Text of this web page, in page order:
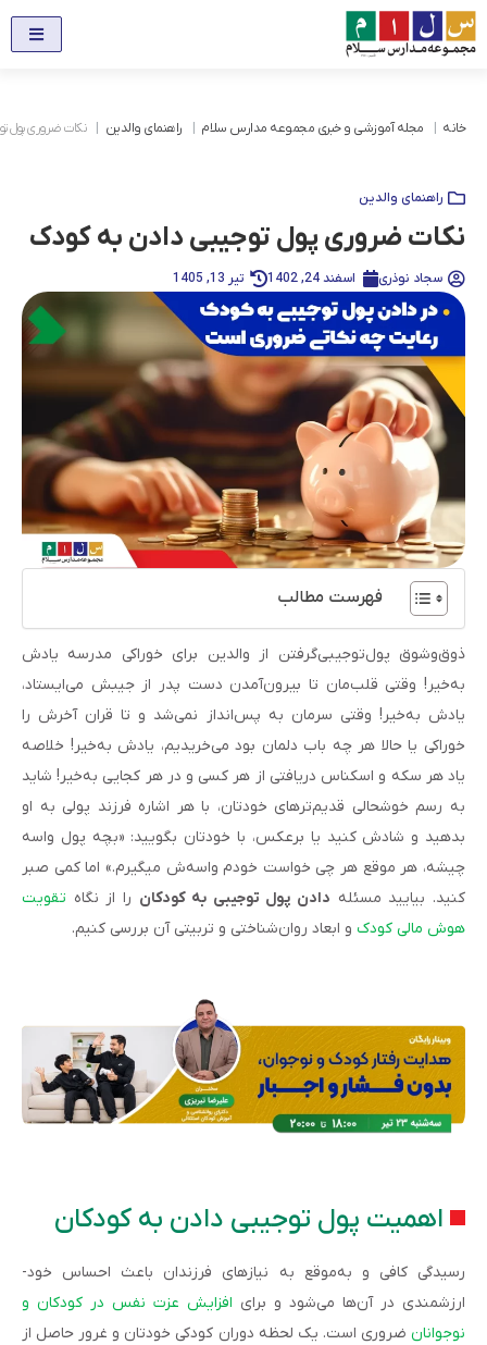
خانه مجله آموزشی و خبری مجموعه مدارس سلام راهنمای والدین نکات ضروری پول
راهنمای والدین
نکات ضروری پول توجیبی دادن به کودک
سجاد نوذری اسفند 24, 1402 تیر 13, 1405
فهرست مطالب
ذوق‌وشوق پول‌توجیبی‌گرفتن از والدین برای خوراکی مدرسه یادش
به‌خیر! وقتی قلب‌مان تا بیرون‌آمدن دست پدر از جیبش می‌‌ایستاد،
یادش به‌خیر! وقتی سرمان به پس‌انداز نمی‌شد و تا قران آخرش را
خوراکی یا حالا هر چه باب دلمان بود می‌خریدیم، یادش به‌خیر! خلاصه
یاد هر سکه و اسکناس دریافتی از هر کسی و در هر کجایی به‌خیر! شاید
به رسم خوشحالی قدیم‌ترهای خودتان، با هر اشاره فرزند پولی به او
بدهید و شادش کنید یا برعکس، با خودتان بگویید: «بچه پول واسه
چیشه، هر موقع هر چی خواست خودم واسه‌ش میگیرم.» اما کمی صبر
کنید. بیایید مسئله دادن پول توجیبی به کودکان را از نگاه تقویت
هوش مالی کودک و ابعاد روان‌شناختی و تربیتی آن بررسی کنیم.
اهمیت پول توجیبی دادن به کودکان
رسیدگی کافی و به‌موقع به نیازهای فرزندان باعث احساس خود-
ارزشمندی در آن‌ها می‌شود و برای افزایش عزت نفس در کودکان و
نوجوانان ضروری است. یک لحظه دوران کودکی خودتان و غرور حاصل از